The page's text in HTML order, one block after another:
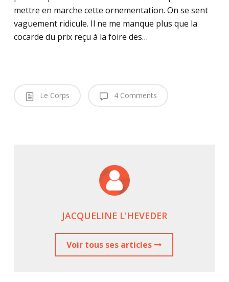
mettre en marche cette ornementation. On se sent
vaguement ridicule. Il ne me manque plus que la
cocarde du prix reçu à la foire des…
Le Corps 4 Comments
JACQUELINE L'HEVEDER
Voir tous ses articles